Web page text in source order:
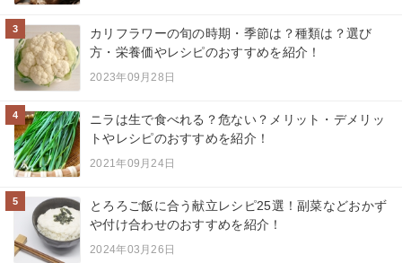
3
カリフラワーの旬の時期・季節は？種類は？選び
方・栄養価やレシピのおすすめを紹介！
2023年09月28日
4
ニラは生で食べれる？危ない？メリット・デメリッ
トやレシピのおすすめを紹介！
2021年09月24日
5
とろろご飯に合う献立レシピ25選！副菜などおかず
や付け合わせのおすすめを紹介！
2024年03月26日